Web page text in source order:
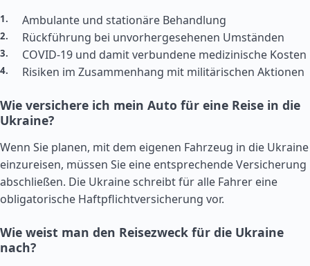
Ambulante und stationäre Behandlung
Rückführung bei unvorhergesehenen Umständen
COVID-19 und damit verbundene medizinische Kosten
Risiken im Zusammenhang mit militärischen Aktionen
Wie versichere ich mein Auto für eine Reise in die
Ukraine?
Wenn Sie planen, mit dem eigenen Fahrzeug in die Ukraine
einzureisen, müssen Sie eine entsprechende Versicherung
abschließen. Die Ukraine schreibt für alle Fahrer eine
obligatorische Haftpflichtversicherung vor.
Wie weist man den Reisezweck für die Ukraine
nach?